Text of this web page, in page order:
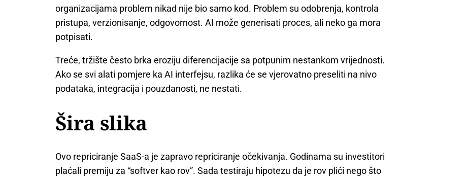
organizacijama problem nikad nije bio samo kod. Problem su odobrenja, kontrola
pristupa, verzionisanje, odgovornost. AI može generisati proces, ali neko ga mora
potpisati.
Treće, tržište često brka eroziju diferencijacije sa potpunim nestankom vrijednosti.
Ako se svi alati pomjere ka AI interfejsu, razlika će se vjerovatno preseliti na nivo
podataka, integracija i pouzdanosti, ne nestati.
Šira slika
Ovo repriciranje SaaS-a je zapravo repriciranje očekivanja. Godinama su investitori
plaćali premiju za “softver kao rov”. Sada testiraju hipotezu da je rov plići nego što